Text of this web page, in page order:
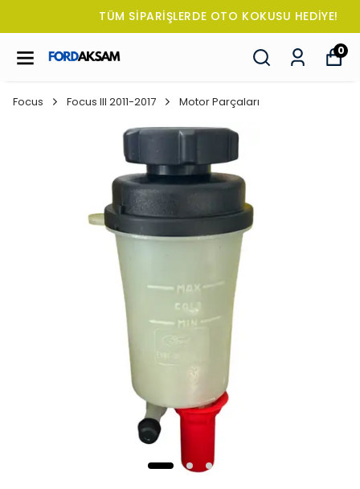
TÜM SİPARİŞLERDE OTO KOKUSU HEDİYE!
0
Focus Focus III 2011-2017 Motor Parçaları